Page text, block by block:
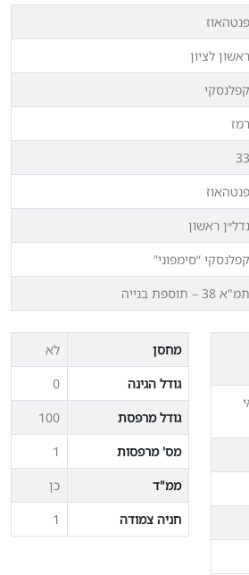
פנטהאוז
ראשון לציון
קפלנסקי
רמז
33
פנטהאוז
נדל״ן ראשון
קפלנסקי “סימפוני”
תמ"א 38 – תוספת בנייה
מחסן
לא
גודל הגינה
0
גודל מרפסת
100
מס' מרפסות
1
ממ"ד
כן
חניה צמודה
1